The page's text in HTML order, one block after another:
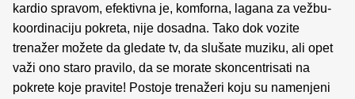
kardio spravom, efektivna je, komforna, lagana za vežbu-
koordinaciju pokreta, nije dosadna. Tako dok vozite
trenažer možete da gledate tv, da slušate muziku, ali opet
važi ono staro pravilo, da se morate skoncentrisati na
pokrete koje pravite! Postoje trenažeri koju su namenjeni